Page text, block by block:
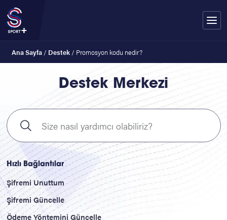
Ana Sayfa/ Destek/ Promosyon kodu nedir?
Destek Merkezi
Hızlı Bağlantılar
Şifremi Unuttum
Şifremi Güncelle
Ödeme Yöntemini Güncelle